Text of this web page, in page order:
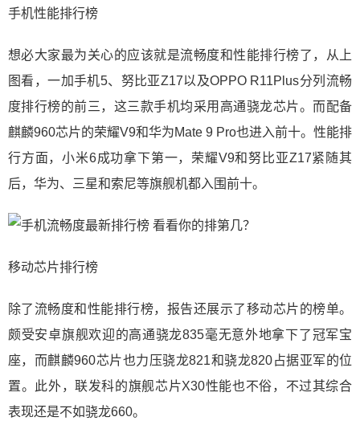
手机性能排行榜
想必大家最为关心的应该就是流畅度和性能排行榜了，从上
图看，一加手机5、努比亚Z17以及OPPO R11Plus分列流畅
度排行榜的前三，这三款手机均采用高通骁龙芯片。而配备
麒麟960芯片的荣耀V9和华为Mate 9 Pro也进入前十。性能排
行方面，小米6成功拿下第一，荣耀V9和努比亚Z17紧随其
后，华为、三星和索尼等旗舰机都入围前十。
移动芯片排行榜
除了流畅度和性能排行榜，报告还展示了移动芯片的榜单。
颇受安卓旗舰欢迎的高通骁龙835毫无意外地拿下了冠军宝
座，而麒麟960芯片也力压骁龙821和骁龙820占据亚军的位
置。此外，联发科的旗舰芯片X30性能也不俗，不过其综合
表现还是不如骁龙660。